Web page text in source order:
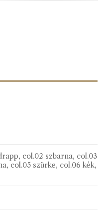
col.02 szbarna, col.03
col.05 szürke, col.06 kék,